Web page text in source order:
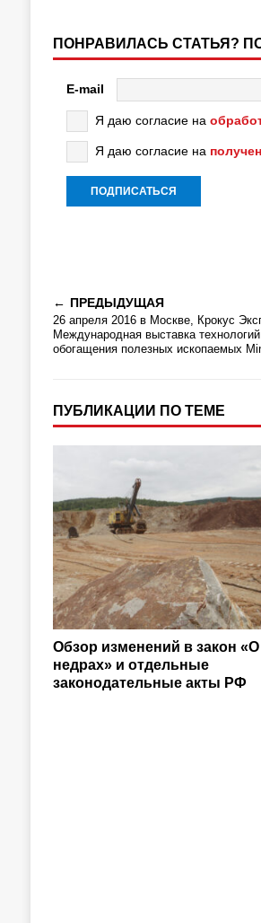
ПОНРАВИЛАСЬ СТАТЬЯ?
E-mail
Я даю согласие на
Я даю согласие на
ПРЕДЫДУЩАЯ
26 апреля 2016 в Москве, Крокус
Международная выставка
обогащения полезных ископаемых
ПУБЛИКАЦИИ ПО ТЕМЕ
Обзор изменений в закон «О
недрах» и отдельные
законодательные акты РФ